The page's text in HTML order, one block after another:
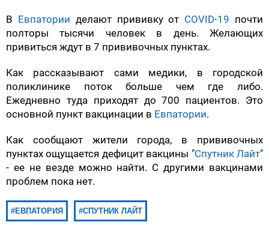
В Евпатории делают прививку от COVID-19 почти
полторы тысячи человек в день. Желающих
привиться ждут в 7 прививочных пунктах.
Как рассказывают сами медики, в городской
поликлинике поток больше чем где либо.
Ежедневно туда приходят до 700 пациентов. Это
основной пункт вакцинации в Евпатории.
Как сообщают жители города, в прививочных
пунктах ощущается дефицит вакцины "Спутник Лайт"
- ее не везде можно найти. С другими вакцинами
проблем пока нет.
ЕВПАТОРИЯ СПУТНИК ЛАЙТ